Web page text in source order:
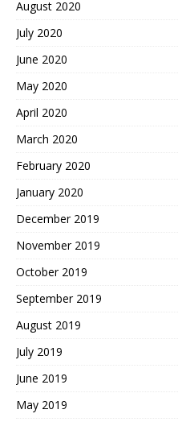
August 2020
July 2020
June 2020
May 2020
April 2020
March 2020
February 2020
January 2020
December 2019
November 2019
October 2019
September 2019
August 2019
July 2019
June 2019
May 2019